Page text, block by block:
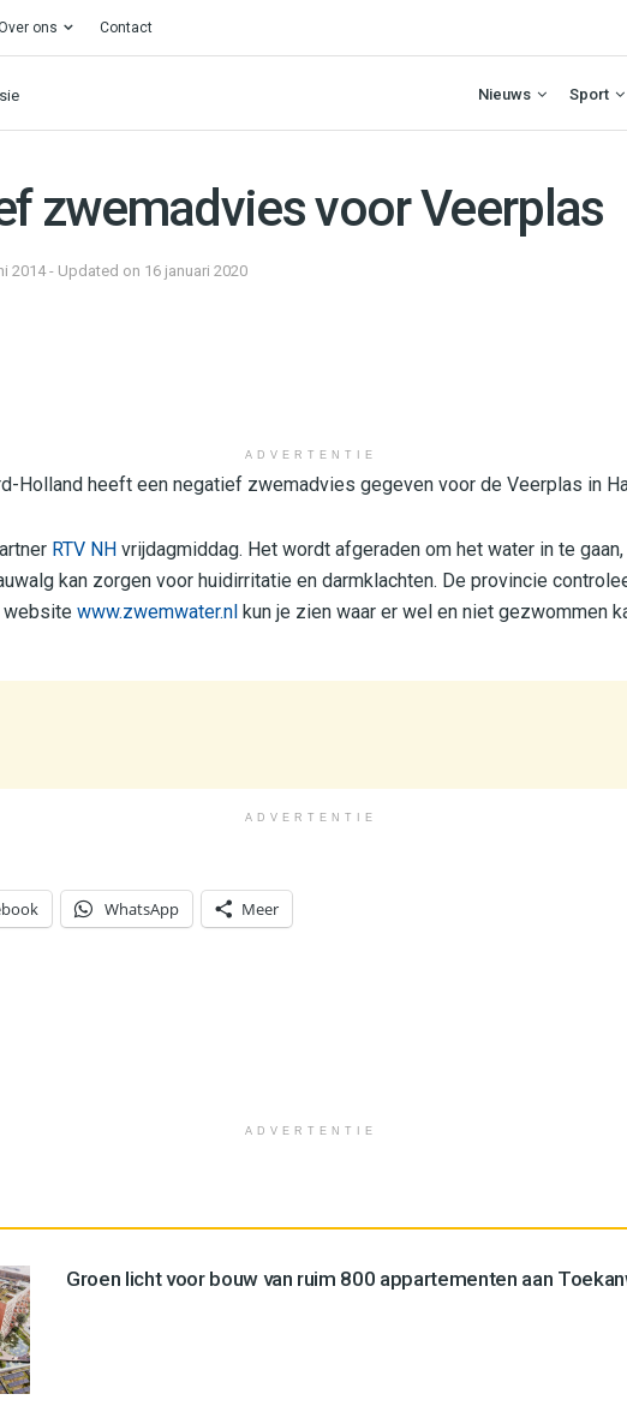
ons Contact
Nieuws Sport
zwemadvies voor Veerplas
2014 - Updated on 16 januari 2020
ADVERTENTIE
Holland heeft een negatief zwemadvies gegeven voor de Veerplas in
RTV NH vrijdagmiddag. Het wordt afgeraden om het water in te
kan zorgen voor huidirritatie en darmklachten. De provincie
website www.zwemwater.nl kun je zien waar er wel en niet gezwommen
ADVERTENTIE
WhatsApp Meer
ADVERTENTIE
Groen licht voor bouw van ruim 800 appartementen aan